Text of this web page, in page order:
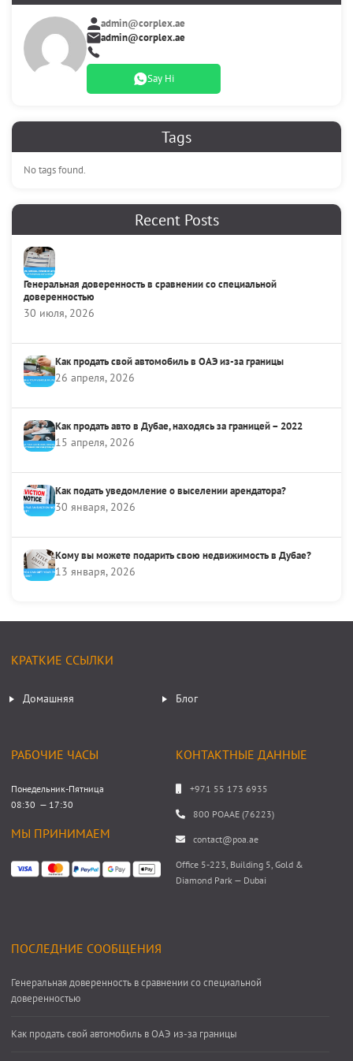
admin@corplex.ae
admin@corplex.ae
Say Hi
Tags
No tags found.
Recent Posts
Генеральная доверенность в сравнении со специальной
доверенностью
30 июля, 2026
Как продать свой автомобиль в ОАЭ из-за границы
26 апреля, 2026
Как продать авто в Дубае, находясь за границей – 2022
15 апреля, 2026
Как подать уведомление о выселении арендатора?
30 января, 2026
Кому вы можете подарить свою недвижимость в Дубае?
13 января, 2026
КРАТКИЕ ССЫЛКИ
Домашняя Блог
РАБОЧИЕ ЧАСЫ
Понедельник-Пятница
08:30 — 17:30
МЫ ПРИНИМАЕМ
КОНТАКТНЫЕ ДАННЫЕ
+971 55 173 6935
800 POAAE (76223)
contact@poa.ae
Office 5-223, Building 5, Gold &
Diamond Park — Dubai
ПОСЛЕДНИЕ СООБЩЕНИЯ
Генеральная доверенность в сравнении со специальной
доверенностью
Как продать свой автомобиль в ОАЭ из-за границы